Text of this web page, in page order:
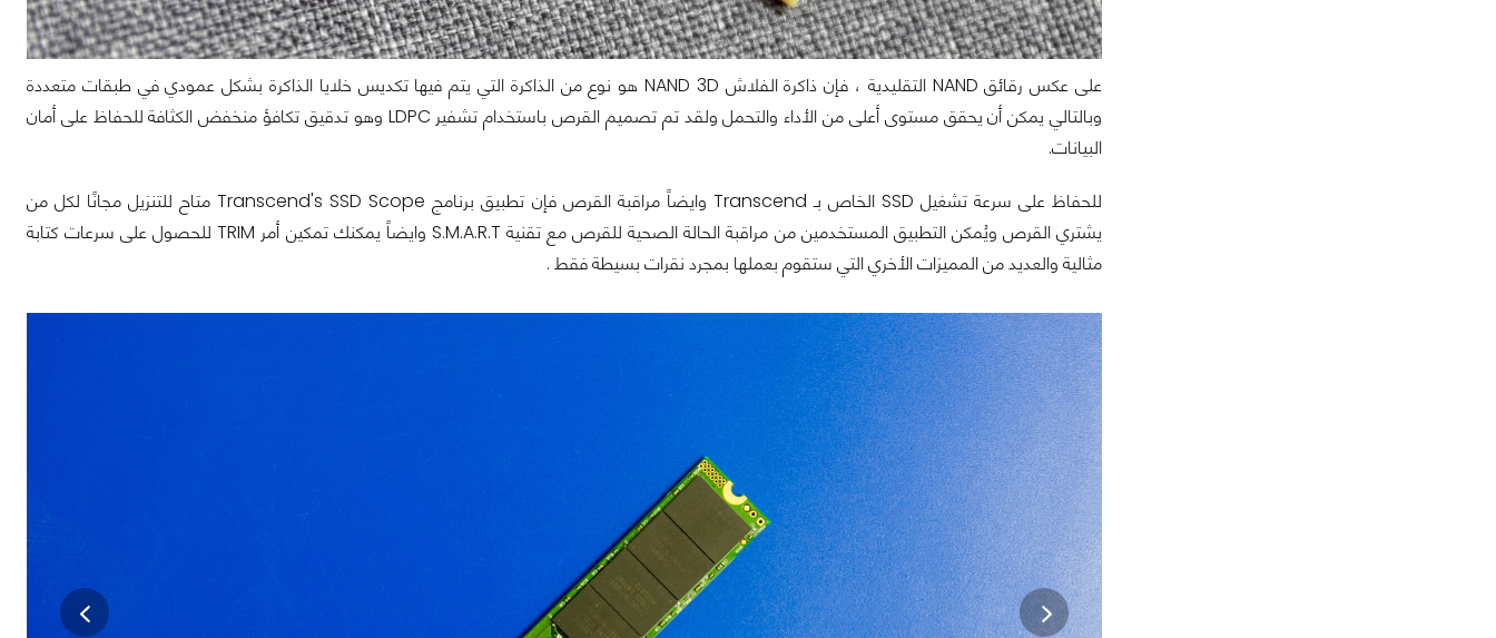
على عكس رقائق NAND التقليدية ، فإن ذاكرة الفلاش NAND 3D هو نوع من الذاكرة التي يتم فيها تكديس خلايا الذاكرة بشكل عمودي في طبقات متعددة
وبالتالي يمكن أن يحقق مستوى أعلى من الأداء والتحمل ولقد تم تصميم القرص باستخدام تشفير LDPC وهو تدقيق تكافؤ منخفض الكثافة للحفاظ على أمان
البيانات.
للحفاظ على سرعة تشغيل SSD الخاص بـ Transcend وايضاً مراقبة القرص فإن تطبيق برنامج Transcend's SSD Scope متاح للتنزيل مجانًا لكل من
يشتري القرص ويُمكن التطبيق المستخدمين من مراقبة الحالة الصحية للقرص مع تقنية S.M.A.R.T وايضاً يمكنك تمكين أمر TRIM للحصول على سرعات كتابة
مثالية والعديد من المميزات الأخري التي ستقوم بعملها بمجرد نقرات بسيطة فقط .